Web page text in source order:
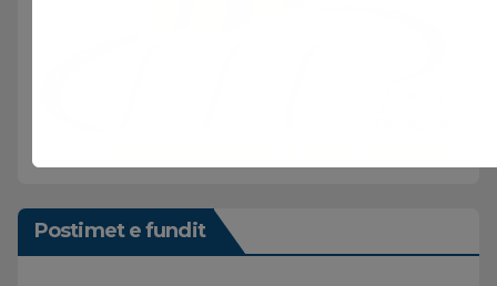
Postimet e fundit